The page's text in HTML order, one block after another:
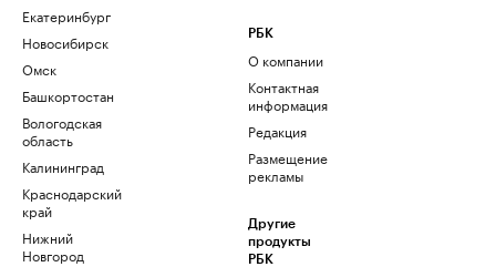
Екатеринбург
Новосибирск
Омск
Башкортостан
Вологодская
область
Калининград
Краснодарский
край
Нижний
Новгород
РБК
О компании
Контактная
информация
Редакция
Размещение
рекламы
Другие
продукты
РБК